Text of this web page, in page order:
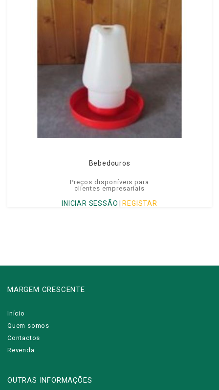
Bebedouros
Preços disponíveis para
clientes empresariais
INICIAR SESSÃO REGISTAR
MARGEM CRESCENTE
Início
Quem somos
Contactos
Revenda
OUTRAS INFORMAÇÕES